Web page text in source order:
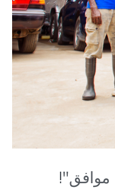
موافق"!